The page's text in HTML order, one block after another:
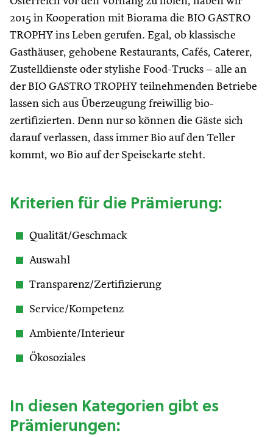
2015 in Kooperation mit Biorama die BIO GASTRO
TROPHY ins Leben gerufen. Egal, ob klassische
Gasthäuser, gehobene Restaurants, Cafés, Caterer,
Zustelldienste oder stylishe Food-Trucks – alle an
der BIO GASTRO TROPHY teilnehmenden Betriebe
lassen sich aus Überzeugung freiwillig bio-
zertifizierten. Denn nur so können die Gäste sich
darauf verlassen, dass immer Bio auf den Teller
kommt, wo Bio auf der Speisekarte steht.
Kriterien für die Prämierung:
Qualität/Geschmack
Auswahl
Transparenz/Zertifizierung
Service/Kompetenz
Ambiente/Interieur
Ökosoziales
In diesen Kategorien gibt es
Prämierungen: